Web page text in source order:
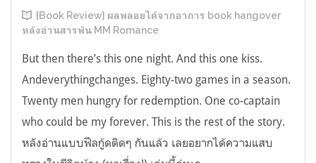
[Book Review] ผลพลอยได้จากอาการ book hangover
หลังอ่านสารพัน MM Romance
But then there’s this one night. And this one kiss.
Andeverythingchanges. Eighty-two games in a season.
Twenty men hungry for redemption. One co-captain
who could be my forever. This is the rest of the story.
หลังอ่านแบบฟีลกู้ดติดๆ กันแล้ว เลยอยากได้ความแสบ